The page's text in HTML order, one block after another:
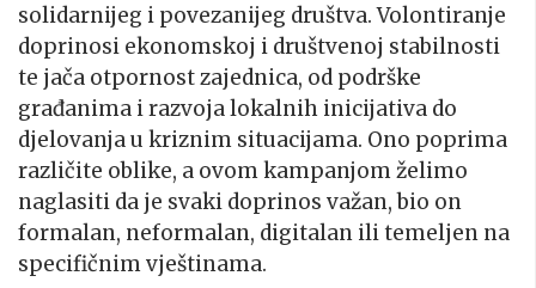
solidarnijeg i povezanijeg društva. Volontiranje
doprinosi ekonomskoj i društvenoj stabilnosti
te jača otpornost zajednica, od podrške
građanima i razvoja lokalnih inicijativa do
djelovanja u kriznim situacijama. Ono poprima
različite oblike, a ovom kampanjom želimo
naglasiti da je svaki doprinos važan, bio on
formalan, neformalan, digitalan ili temeljen na
specifičnim vještinama.